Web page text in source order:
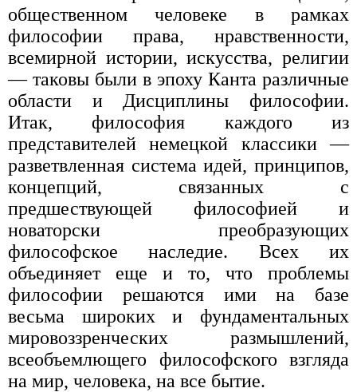
общественном человеке в рамках
философии права, нравственности,
всемирной истории, искусства, религии
— таковы были в эпоху Канта различные
области и Дисциплины философии.
Итак, философия каждого из
представителей немецкой классики —
разветвленная система идей, принципов,
концепций, связанных с
предшествующей философией и
новаторски преобразующих
философское наследие. Всех их
объединяет еще и то, что проблемы
философии решаются ими на базе
весьма широких и фундаментальных
мировоззренческих размышлений,
всеобъемлющего философского взгляда
на мир, человека, на все бытие.